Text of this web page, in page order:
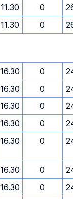
11.30 0
11.30 0
16.30 0
16.30 0
16.30 0
16.30 0
16.30 0
16.30 0
16.30 0